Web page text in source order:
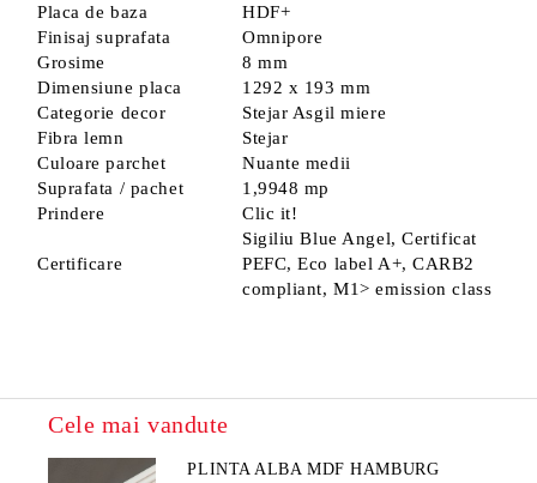
Placa de baza
HDF+
Finisaj suprafata
Omnipore
Grosime
8 mm
Dimensiune placa
1292 x 193 mm
Categorie decor
Stejar Asgil miere
Fibra lemn
Stejar
Culoare parchet
Nuante medii
Suprafata / pachet
1,9948 mp
Prindere
Clic it!
Certificare
Sigiliu Blue Angel, Certificat
PEFC, Eco label A+, CARB2
compliant, M1> emission class
Cele mai vandute
PLINTA ALBA MDF HAMBURG